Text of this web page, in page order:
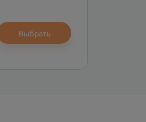
Выбрать